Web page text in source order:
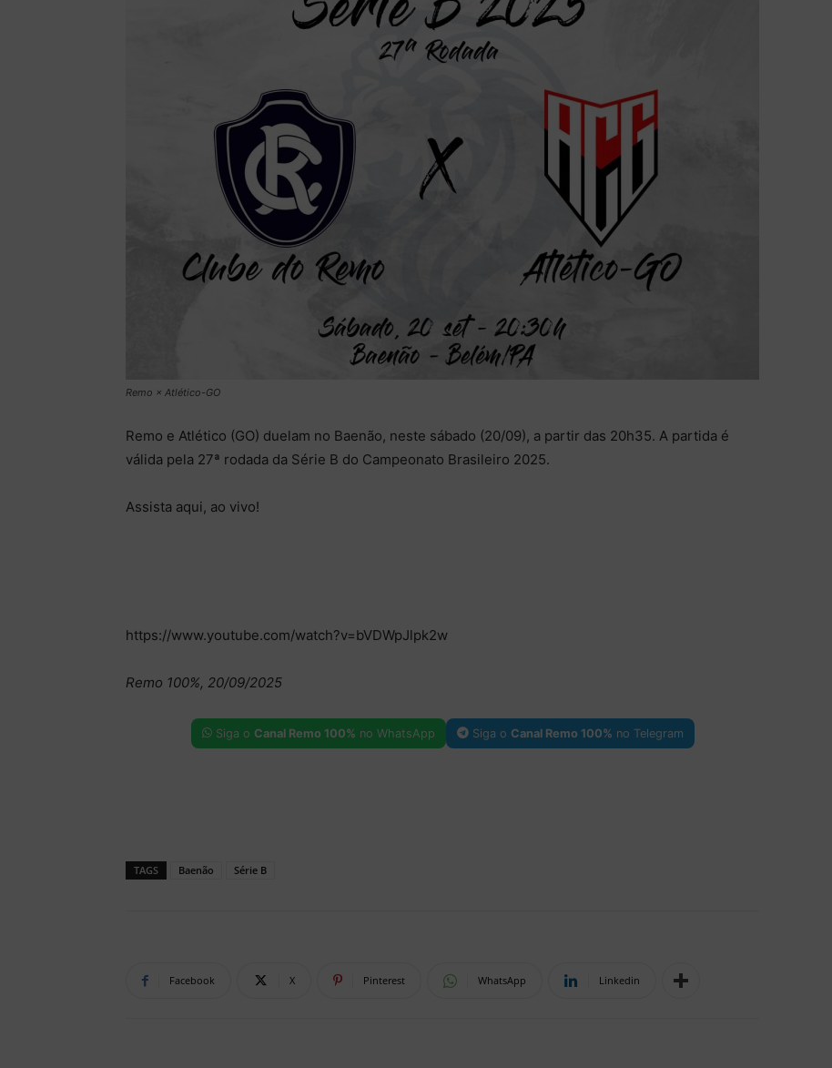
Remo × Atlético-GO
Remo e Atlético (GO) duelam no Baenão, neste sábado (20/09), a partir das 20h35. A partida é
válida pela 27ª rodada da Série B do Campeonato Brasileiro 2025.
Assista aqui, ao vivo!
https://www.youtube.com/watch?v=bVDWpJlpk2w
Remo 100%, 20/09/2025
Siga o Canal Remo 100% no WhatsApp Siga o Canal Remo 100% no Telegram
TAGS Baenão Série B
Facebook X Pinterest WhatsApp Linkedin